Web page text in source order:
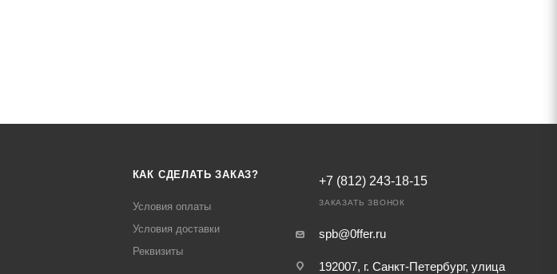
КАК СДЕЛАТЬ ЗАКАЗ?
Условия оплаты
Условия доставки
Реквизиты
+7 (812) 243-18-15
ЗАКАЗАТЬ ЗВОНОК
spb@0ffer.ru
192007, г. Санкт-Петербург, улица